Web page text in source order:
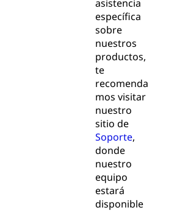
asistencia
específica
sobre
nuestros
productos,
te
recomenda
mos visitar
nuestro
sitio de
Soporte,
donde
nuestro
equipo
estará
disponible